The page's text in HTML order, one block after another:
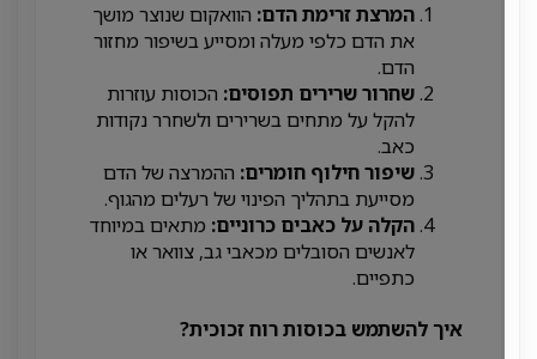
המרצת זרימת הדם:הוואקום שנוצר מושך
את הדם כלפי מעלה ומסייע בשיפור מחזור
הדם.
שחרור שרירים תפוסים:הכוסות עוזרות
להקל על מתחים בשרירים ולשחרר נקודות
כאב.
שיפור חילוף חומרים:ההמרצה של הדם
מסייעת בתהליך הפינוי של רעלים מהגוף.
הקלה על כאבים כרוניים:מתאים במיוחד
לאנשים הסובלים מכאבי גב, צוואר או
כתפיים.
איך להשתמש בכוסות רוח זכוכית?